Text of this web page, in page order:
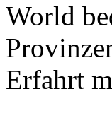
World
Erfahrt